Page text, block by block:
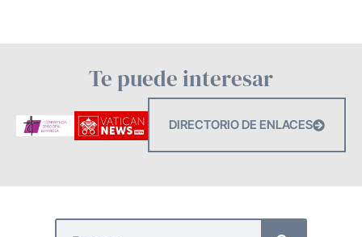
Te puede interesar
DIRECTORIO DE ENLACES